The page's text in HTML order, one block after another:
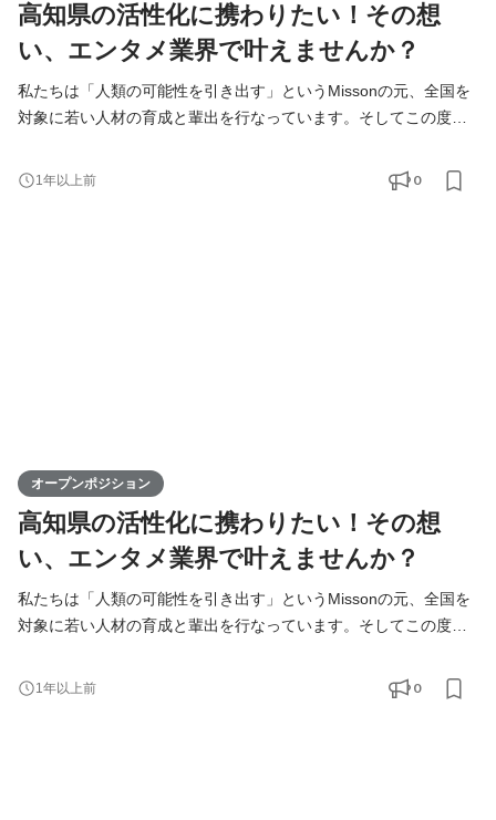
高知県の活性化に携わりたい！その想
い、エンタメ業界で叶えませんか？
私たちは「人類の可能性を引き出す」というMissonの元、全国を
対象に若い人材の育成と輩出を行なっています。そしてこの度、
支社を通じて、地元企業との連携を図りながら地域の魅力を最大
限に活かし、地方から全国へと挑戦の輪を広げていきます。地方
1年以上前 0
オープンポジション
高知県の活性化に携わりたい！その想
い、エンタメ業界で叶えませんか？
私たちは「人類の可能性を引き出す」というMissonの元、全国を
対象に若い人材の育成と輩出を行なっています。そしてこの度、
支社を通じて、地元企業との連携を図りながら地域の魅力を最大
限に活かし、地方から全国へと挑戦の輪を広げていきます。地方
1年以上前 0